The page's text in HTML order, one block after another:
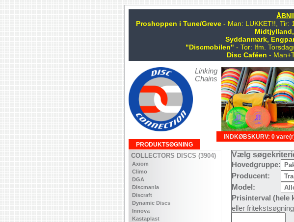
Proshoppen i Tune/Greve - Man: LUKKET!!, Tir:
Syddanmark,
"Discmobilen" - Tor: Ifm.
Disc Caféen -
Linking
Chains
INDKØBSKURV: 0
PRODUKTSØGNING
COLLECTORS DISCS (3904)
Axiom
Climo
DGA
Discmania
Discraft
Dynamic Discs
Innova
Kastaplast
Vælg
Hovedgruppe:
Producent:
Model:
Prisinterval (hele
eller